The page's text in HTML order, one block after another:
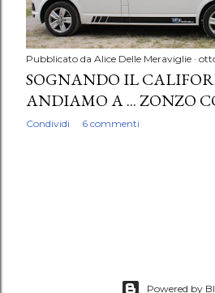
Pubblicato da Alice Delle Meraviglie
SOGNANDO IL
ANDIAMO A ... ZONZO
Condividi 6 commenti
Powered by